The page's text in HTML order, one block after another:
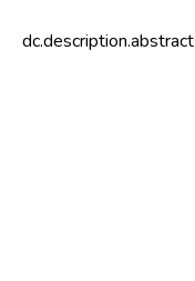
dc.description.abstract